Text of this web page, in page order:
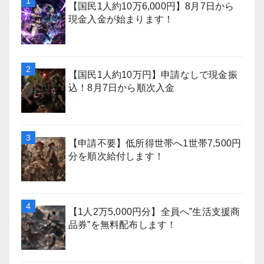
【国民1人約10万6,000円】8月7日から
現金入金が始まります！
【国民1人約10万円】申請なしで現金振
込！8月7日から順次入金
【申請不要】低所得世帯へ1世帯7,500円
分を順次給付します！
【1人2万5,000円分】全員へ”生活支援商
品券”を無料配布します！